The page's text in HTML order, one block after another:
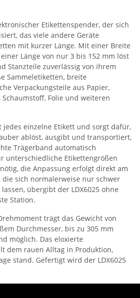
Etikettenspender, der sich
das viele andere Geräte
mit kurzer Länge. Mit einer Breite
Länge von nur 3 bis 152 mm löst
Stanzteile zuverlässig von ihrem
Sammeletiketten, breite
Verpackungsteile aus Papier,
Schaumstoff, Folie und weiteren
jedes einzelne Etikett und sorgt dafür,
ablöst, ausgibt und transportiert,
Trägerband automatisch
unterschiedliche Etikettengrößen
die Anpassung erfolgt direkt am
die sich normalerweise nur schwer
übergibt der LDX6025 ohne
Station.
trägt das Gewicht von
Durchmesser, bis zu 305 mm
möglich. Das eloxierte
dem rauen Alltag in Produktion,
stand. Gefertigt wird der LDX6025